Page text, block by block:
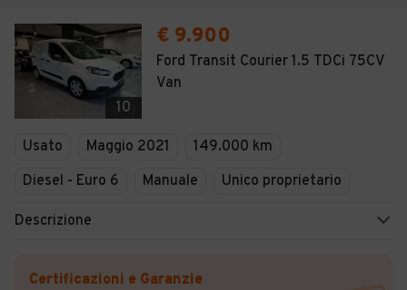
10
€ 9.900
Ford Transit Courier 1.5 TDCi 75CV
Van
Usato Maggio 2021
149.000 km
Diesel - Euro 6
Manuale Unico proprietario
Descrizione
Certificazioni e Garanzie